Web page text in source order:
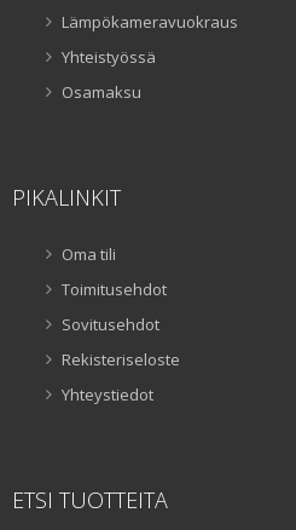
Lämpökameravuokraus
Yhteistyössä
Osamaksu
PIKALINKIT
Oma tili
Toimitusehdot
Sovitusehdot
Rekisteriseloste
Yhteystiedot
ETSI TUOTTEITA